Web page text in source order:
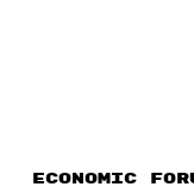
ECONOMIC